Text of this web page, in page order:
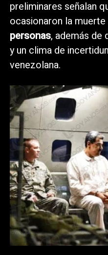
preliminares señalan
ocasionaron la muerte
personas, además de
y un clima de
venezolana.